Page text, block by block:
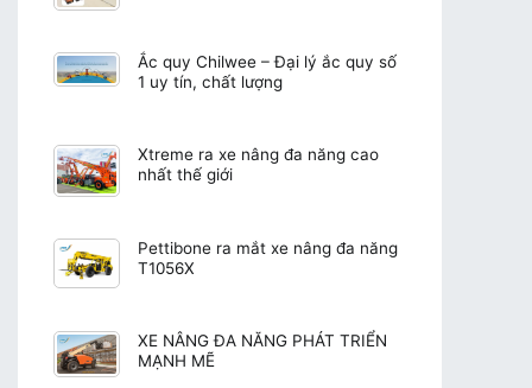
Ắc quy Chilwee – Đại lý ắc quy số
1 uy tín, chất lượng
Xtreme ra xe nâng đa năng cao
nhất thế giới
Pettibone ra mắt xe nâng đa năng
T1056X
XE NÂNG ĐA NĂNG PHÁT TRIỂN
MẠNH MẼ